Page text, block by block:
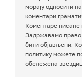
морају односити
коментари
Коментаре
Задржавамо право
бити објављени.
политику можете
обележена